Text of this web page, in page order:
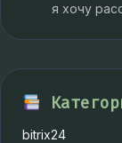
я хочу
bitrix24